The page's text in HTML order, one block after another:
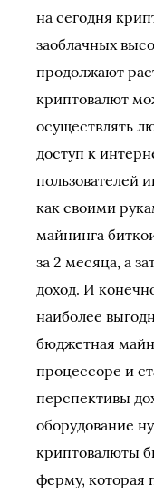
на сегодня
заоблачных
продолжают
криптовалют
осуществлять
доступ к
пользователей
как своими
майнинга
за 2 месяца, а
доход. И
наиболее
бюджетная
процессоре и
перспективы
оборудование
криптовалюты
ферму, которая